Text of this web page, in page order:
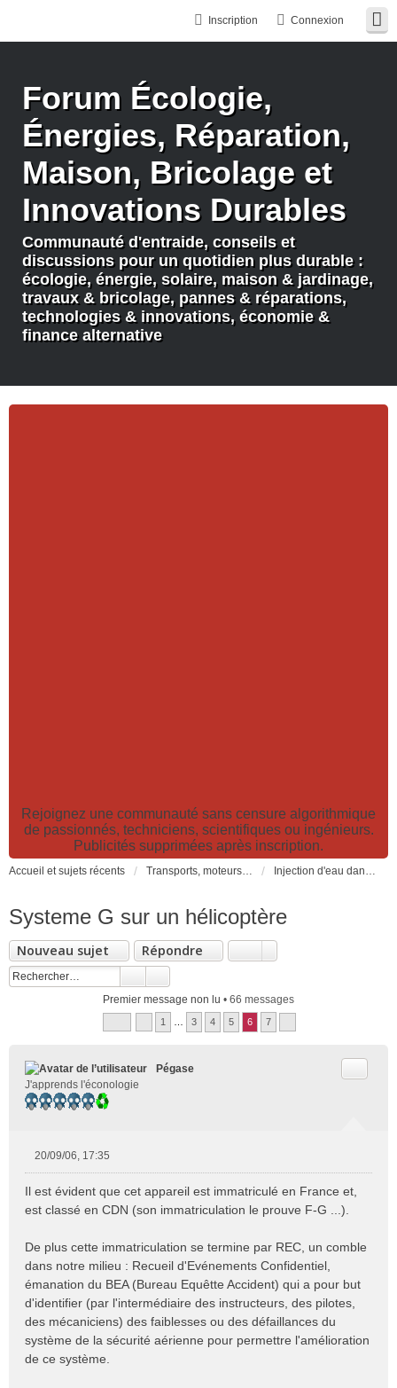
Connexion
Inscription
Forum Écologie,
Énergies, Réparation,
Maison, Bricolage et
Innovations Durables
Communauté d'entraide, conseils et
discussions pour un quotidien plus durable :
écologie, énergie, solaire, maison & jardinage,
travaux & bricolage, pannes & réparations,
technologies & innovations, économie &
finance alternative
Rejoignez une communauté sans censure algorithmique
de passionnés, techniciens, scientifiques ou ingénieurs.
Publicités supprimées après inscription.
Accueil et sujets récents Transports, moteurs et pollution : nouveaux moteurs, transports électriques et innovations technologiques Injection d'eau dans les moteurs: montages et expérimentations
Systeme G sur un hélicoptère
Nouveau sujet Répondre
Premier message non lu • 66 messages
1 3 4 5 6 7
Pégase
J'apprends l'éconologie
s
s
g
e
n
l
u
20/09/06, 17:35
Il est évident que cet appareil est immatriculé en France et,
est classé en CDN (son immatriculation le prouve F-G ...).
De plus cette immatriculation se termine par REC, un comble
dans notre milieu : Recueil d'Evénements Confidentiel,
émanation du BEA (Bureau Equêtte Accident) qui a pour but
d'identifier (par l'intermédiaire des instructeurs, des pilotes,
des mécaniciens) des faiblesses ou des défaillances du
système de la sécurité aérienne pour permettre l'amélioration
de ce système.